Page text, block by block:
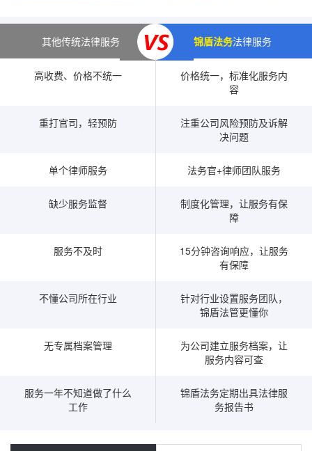
其他传统法律服务 锦盾法务法律服务
高收费、价格不统一
价格统一，标准化服务内
容
重打官司，轻预防
注重公司风险预防及诉解
决问题
单个律师服务 法务官+律师团队服务
缺少服务监督
制度化管理，让服务有保
障
服务不及时
15分钟咨询响应，让服务
有保障
不懂公司所在行业
针对行业设置服务团队，
锦盾法管更懂你
无专属档案管理
为公司建立服务档案，让
服务内容可查
服务一年不知道做了什么
工作
锦盾法务定期出具法律服
务报告书